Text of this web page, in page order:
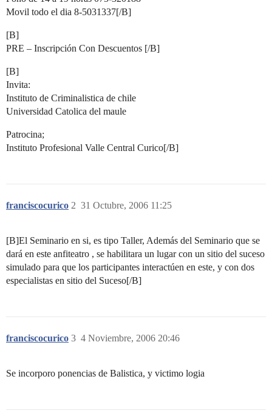
Movil todo el dia 8-5031337[/B]
[B]
PRE – Inscripción Con Descuentos [/B]
[B]
Invita:
Instituto de Criminalistica de chile
Universidad Catolica del maule
Patrocina;
Instituto Profesional Valle Central Curico[/B]
franciscocurico 31 Octubre, 2006 11:25
2
[B]El Seminario en si, es tipo Taller, Además del Seminario que se
dará en este anfiteatro , se habilitara un lugar con un sitio del suceso
simulado para que los participantes interactúen en este, y con dos
especialistas en sitio del Suceso[/B]
franciscocurico 4 Noviembre, 2006 20:46
3
Se incorporo ponencias de Balistica, y victimo logia